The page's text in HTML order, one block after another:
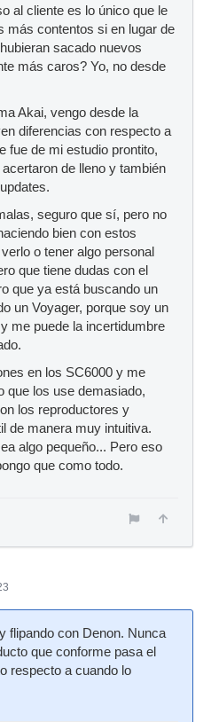
al cliente es lo único que le
más contentos si en lugar de
sacado nuevos
más caros? Yo, no desde
Akai, vengo desde la
diferencias con respecto a
fue de mi estudio prontito,
de lleno y también
seguro que sí, pero no
bien con estos
o tener algo personal
que tiene dudas con el
que ya está buscando un
un Voyager, porque soy un
me puede la incertidumbre
en los SC6000 y me
que los use demasiado,
los reproductores y
de manera muy intuitiva.
algo pequeño... Pero eso
que como todo.
flipando con Denon. Nunca
que conforme pasa el
respecto a cuando lo